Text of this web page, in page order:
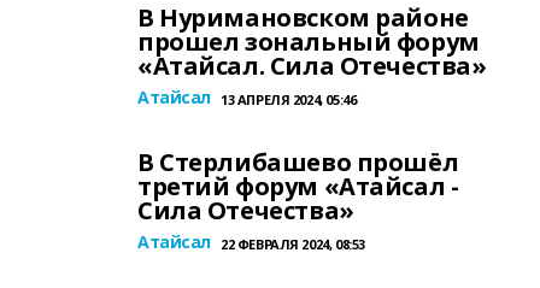
В Нуримановском районе
прошел зональный форум
«Атайсал. Сила Отечества»
Атайсал 13 АПРЕЛЯ 2024, 05:46
В Стерлибашево прошёл
третий форум «Атайсал -
Сила Отечества»
Атайсал 22 ФЕВРАЛЯ 2024, 08:53